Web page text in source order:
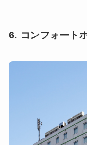
6. コンフォート